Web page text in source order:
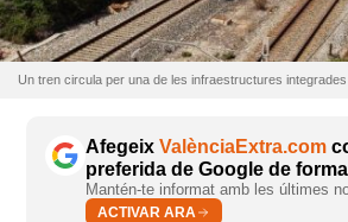
Un tren circula per una de les infraestructures
Afegeix ValènciaExtra.com
preferida de Google de
Mantén-te informat amb les últimes
ACTIVAR ARA